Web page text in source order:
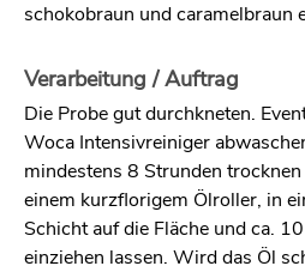
schokobraun und caramelbraun
Verarbeitung / Auftrag
Die Probe gut durchkneten.
Woca Intensivreiniger
mindestens 8 Strunden
einem kurzflorigem Ölroller, in
Schicht auf die Fläche und ca.
einziehen lassen. Wird das Öl